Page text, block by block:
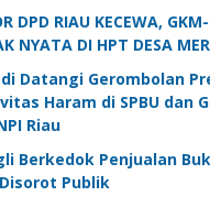
DPD RIAU KECEWA,
NYATA DI HPT DESA
Datangi Gerombolan
Haram di SPBU dan
Riau
Berkedok Penjualan
Publik